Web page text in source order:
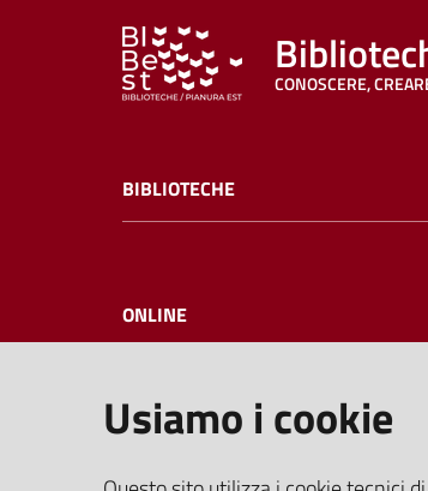
CONOSCERE,
BIBLIOTECHE
ONLINE
I NOSTRI EVENTI
Usiamo i cookie